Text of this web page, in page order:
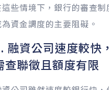
些情境下，銀行的審查制
為資金調度的主要阻礙。
融資公司速度較快
查聯徵且額度有限